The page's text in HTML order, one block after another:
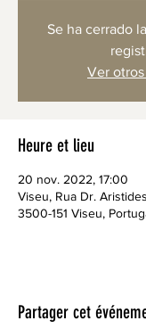
Se ha cerrado
Ver
Heure et lieu
20 nov. 2022, 17:00
Viseu, Rua Dr.
3500-151 Viseu,
Partager cet